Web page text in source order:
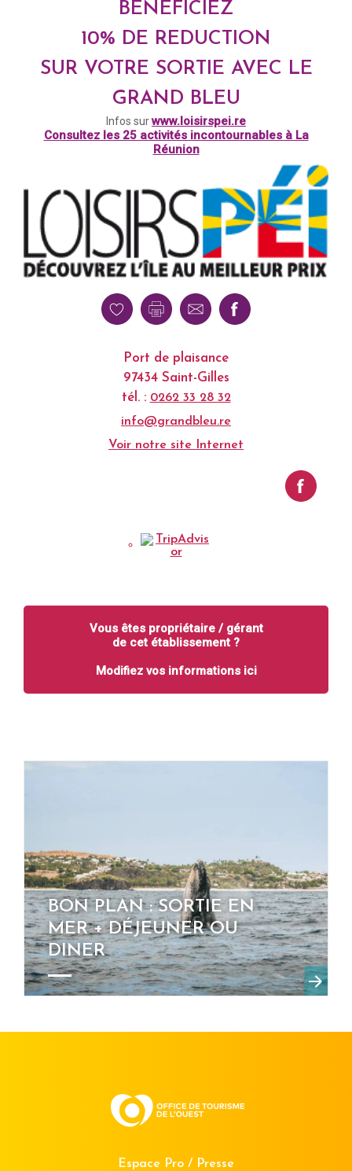
BÉNÉFICIEZ
10% DE REDUCTION
SUR VOTRE SORTIE AVEC LE
GRAND BLEU
Infos surwww.loisirspei.re
Consultez les 25 activités incontournables à La
Réunion
Port de plaisance
97434 Saint-Gilles
tél. : 0262 33 28 32
info@grandbleu.re
Voir notre site Internet
Vous êtes propriétaire / gérant
de cet établissement ?
Modifiez vos informations ici
BON PLAN : SORTIE EN
MER + DÉJEUNER OU
DINER
Espace Pro / Presse